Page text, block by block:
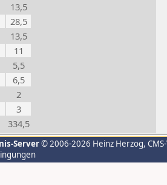
13,5
28,5
13,5
11
5,5
6,5
2
3
334,5
Server© 2006-2026 Heinz Herzog,